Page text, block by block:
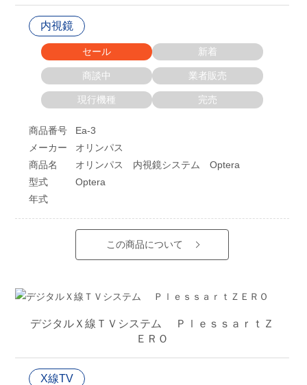
内視鏡
セール 新着
商談中 業者販売
現行機種 完売
商品番号
Ea-3
メーカー
オリンパス
商品名
オリンパス 内視鏡システム Optera
型式
Optera
年式
この商品について
デジタルＸ線ＴＶシステム ＰｌｅｓｓａｒｔＺ
ＥＲＯ
X線TV